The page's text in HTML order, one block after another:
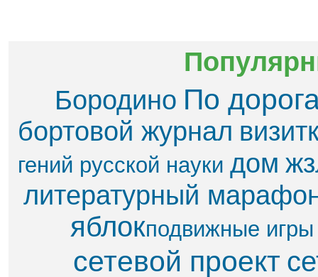
Бородино По
бортовой журнал
гений русской науки дом
литературный
яблок​подвижные игры
сетевой проект